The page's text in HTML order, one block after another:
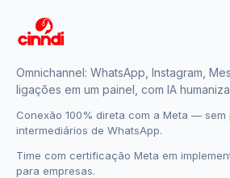
Omnichannel: WhatsApp, Instagram,
ligações em um painel, com IA
Conexão 100% direta com a Meta — sem
intermediários de WhatsApp.
Time com certificação Meta em
para empresas.